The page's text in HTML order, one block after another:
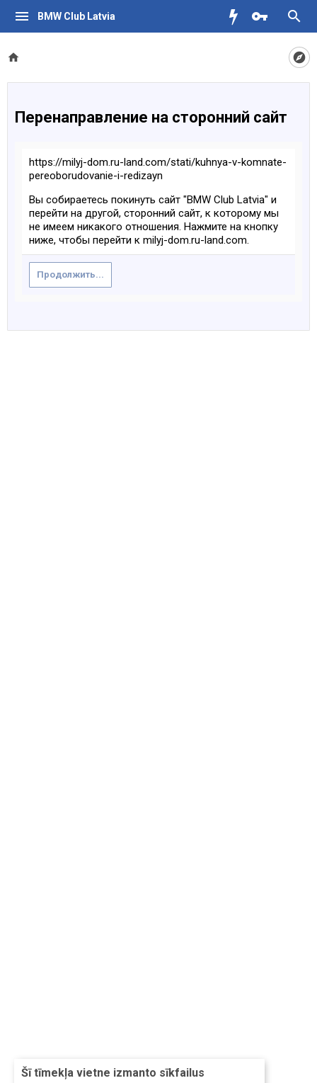
BMW Club Latvia
Šī tīmekļa vietne izmanto sīkfailus
Перенаправление на сторонний сайт
https://milyj-dom.ru-land.com/stati/kuhnya-v-komnate-
pereoborudovanie-i-redizayn
Вы собираетесь покинуть сайт "BMW Club Latvia" и
перейти на другой, сторонний сайт, к которому мы
не имеем никакого отношения. Нажмите на кнопку
ниже, чтобы перейти к milyj-dom.ru-land.com.
Продолжить...